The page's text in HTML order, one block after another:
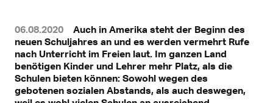
06.08.2020
Auch in Amerika steht der Beginn des
neuen Schuljahres an und es werden vermehrt Rufe
nach Unterricht im Freien laut. Im ganzen Land
benötigen Kinder und Lehrer mehr Platz, als die
Schulen bieten können: Sowohl wegen des
gebotenen sozialen Abstands, als auch deswegen,